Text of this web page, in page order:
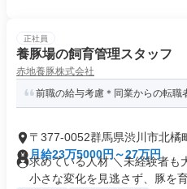
正社員
養豚場の飼育管理スタッフ
赤地養豚株式会社
前職の給与考慮＊同業からの転職
〒377-0052群馬県渋川市北橘
月給23万5000円～27万円
求めている人材 ＼未経験者も
小さな変化を見逃さず、豚を育